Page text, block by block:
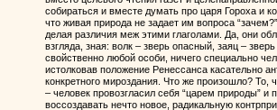
собираться и вместе думать про царя Гороха и
что живая природа не задает им вопроса
делая различия меж этими глаголами. Да, они
взгляда, зная: волк – зверь опасный, заяц –
свойственно любой особи, ничего специально
истолковав положение Ренессанса касательно
конкретного мироздания. Что же произошло? То,
– человек провозгласил себя “царем природы”
воссоздавать нечто новое, радикальную